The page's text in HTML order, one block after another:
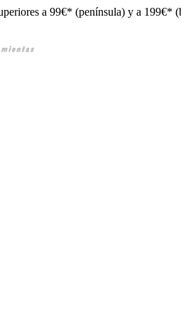
a 99€* (península) y a 199€*